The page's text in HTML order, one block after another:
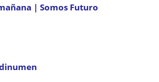
| Somos Futuro